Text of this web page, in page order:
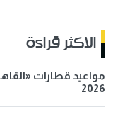
الاكثر قراءة
2026